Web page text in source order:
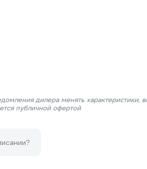
дилера менять
публичной офертой